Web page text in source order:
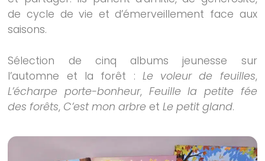
de cycle de vie et d’émerveillement face aux
saisons.
Sélection de cinq albums jeunesse sur
l’automne et la forêt : Le voleur de feuilles,
L’écharpe porte-bonheur, Feuille la petite fée
des forêts, C’est mon arbre etLe petit gland.